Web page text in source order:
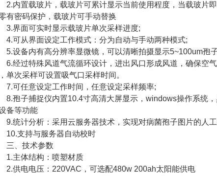
置载玻片，载玻片可累计显示当前使用程度，当载玻片即
有密码保护，载玻片可手动替换
面可实时显示载玻片单次采样进度;
从界面设定工作模式：分为自动与手动两种模式;
备内有高分辨率显微镜，可以清晰拍摄显示5~100um孢子
过特殊风道气流循环设计，进出风口形成风道，确保空气
单次采样可设置吸气口采样时间。
任意设定工作时间，任意设定采样频率;
子捕捉仪内置10.4寸高清大屏显示，windows操作系统，
备等功能
计分析：采用云服务器技术，实现对病菌孢子图片的人工
支持与服务器自动校时
技术参数
体结构：喷塑材质
电电压：220VAC，可选配480w 200ah太阳能供电